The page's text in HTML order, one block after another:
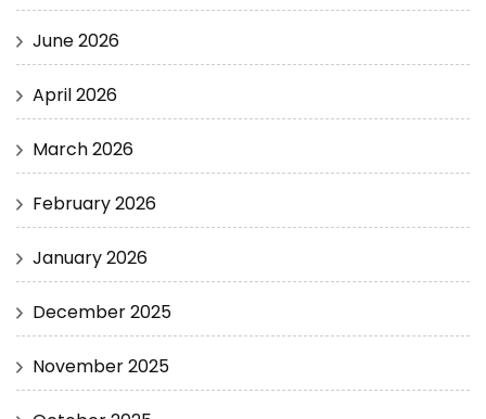
June 2026
April 2026
March 2026
February 2026
January 2026
December 2025
November 2025